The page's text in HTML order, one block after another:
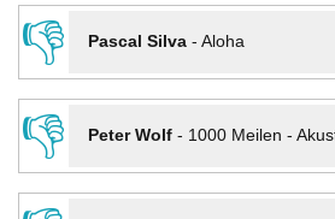
👎
Pascal Silva- Aloha
👎
Peter Wolf- 1000 Meilen -